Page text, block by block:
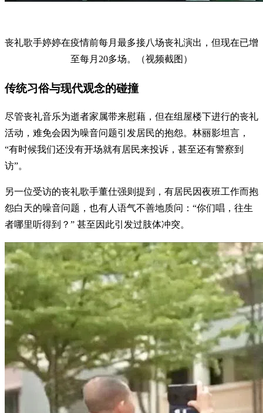
丧礼歌手婷婷在疫情前每月最多接八场丧礼演出，但现在已增
至每月20多场。（视频截图）
传统习俗与现代观念的碰撞
尽管丧礼音乐为逝者家属带来慰藉，但在组屋楼下进行的丧礼
活动，难免会因为噪音问题引发居民的抱怨。林丽影坦言，
“有时候我们还没有开场就有居民来投诉，甚至还有警察到
访”。
另一位受访的丧礼歌手董仕强则提到，有居民因夜班工作而抱
怨白天的噪音问题，也有人语气不善地质问：“你们唱，往生
者哪里听得到？” 甚至因此引发过肢体冲突。